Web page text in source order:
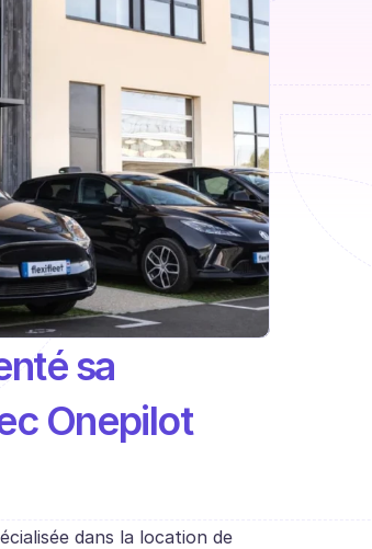
sa
Onepilot
dans la location de